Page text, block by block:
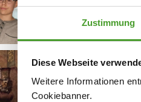
Zustimmung
Diese Webseite
Weitere Informationen
Cookiebanner.